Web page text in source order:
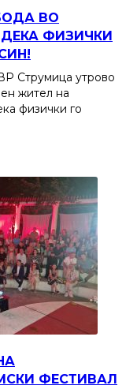
ВО
ФИЗИЧКИ
Струмица утрово
жител на
физички го
ФЕСТИВАЛ